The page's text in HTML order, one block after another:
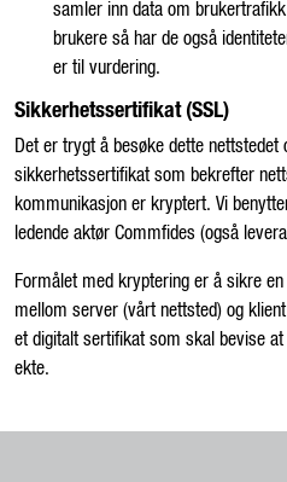
samler inn data om
brukere så har de også
er til vurdering.
Sikkerhetssertifikat (SSL)
Det er trygt å besøke dette nettstedet
sikkerhetssertifikat som bekrefter
kommunikasjon er kryptert. Vi
ledende aktør Commfides (også
Formålet med kryptering er å sikre
mellom server (vårt nettsted) og
et digitalt sertifikat som skal bevise
ekte.